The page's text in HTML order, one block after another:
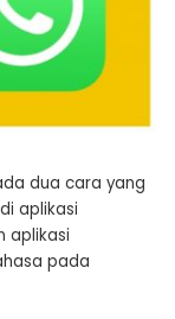
dua cara yang
aplikasi
aplikasi
pada